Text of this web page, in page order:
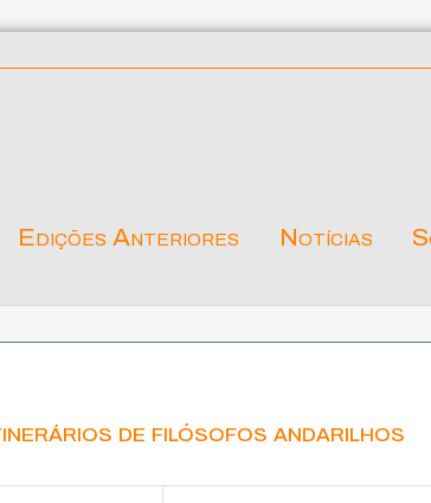
Edições Anteriores Notícias
de filósofos andarilhos